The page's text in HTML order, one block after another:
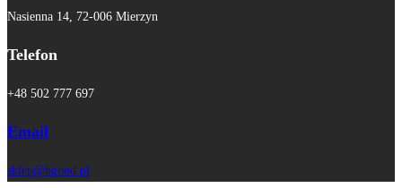
Nasienna 14, 72-006 Mierzyn
Telefon
+48 502 777 697
Email
sklep@bgood.pl